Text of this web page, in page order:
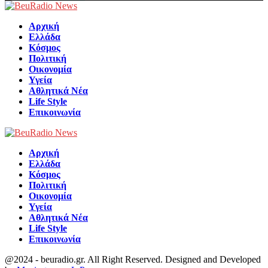
Αρχική
Ελλάδα
Κόσμος
Πολιτική
Οικονομία
Υγεία
Αθλητικά Νέα
Life Style
Επικοινωνία
Αρχική
Ελλάδα
Κόσμος
Πολιτική
Οικονομία
Υγεία
Αθλητικά Νέα
Life Style
Επικοινωνία
@2024 - beuradio.gr. All Right Reserved. Designed and Developed